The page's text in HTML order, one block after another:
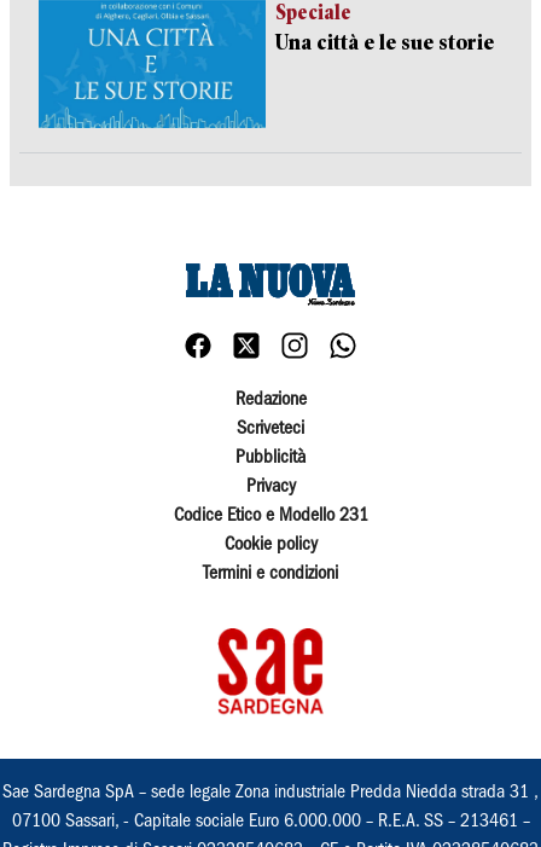
Speciale
Una città e le sue storie
Redazione
Scriveteci
Pubblicità
Privacy
Codice Etico e Modello 231
Cookie policy
Termini e condizioni
Sae Sardegna SpA – sede legale Zona industriale Predda Niedda strada 31 ,
07100 Sassari, - Capitale sociale Euro 6.000.000 – R.E.A. SS – 213461 –